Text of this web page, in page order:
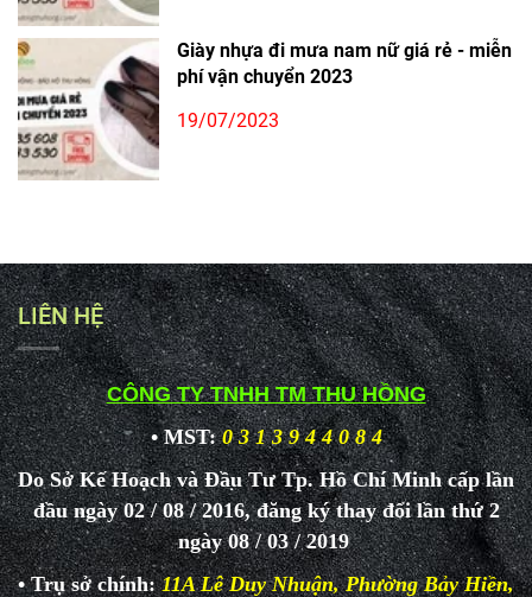
Giày nhựa đi mưa nam nữ giá rẻ - miễn
phí vận chuyển 2023
19/07/2023
LIÊN HỆ
CÔNG TY TNHH TM THU HỒNG
• MST: 0 3 1 3 9 4 4 0 8 4
Do Sở Kế Hoạch và Đầu Tư Tp. Hồ Chí Minh cấp lần
đầu ngày 02 / 08 / 2016, đăng ký thay đổi lần thứ 2
ngày 08 / 03 / 2019
• Trụ sở chính:11A Lê Duy Nhuận, Phường Bảy Hiền,